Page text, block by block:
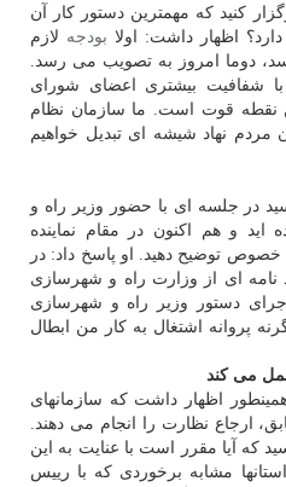
كنید كه مهمترین دستور كار آن
اظهار داشت: اولا بودجه لازم
دوما امروز به تصویب می رسد.
با شفافیت بیشتری اعضای شورای
نقطه قوت است. ما سازمان نظام
مردم نهاد شیشه ای تبدیل خواهیم
در جلسه ای با حضور وزیر راه و
اید و هم اكنون در مقام نماینده
توضیح دهید. او پاسخ داد: در
نامه ای از وزارت راه و شهرسازی
دستور وزیر راه و شهرسازی
پروانه اشتغال به كار من ابطال
می كند
اظهار داشت كه سازمانهای
ارجاع نظارت را انجام می دهند.
كه آیا مقرر است با عنایت به این
مشابه برخوردی كه با رییس